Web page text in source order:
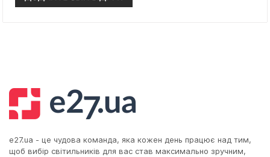
e27.ua - це чудова команда, яка кожен день працює над тим,
щоб вибір світильників для вас став максимально зручним,